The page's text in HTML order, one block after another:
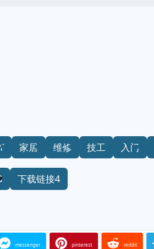
家居 维修 技工 入门
下载链接4
messenger pinterest reddit